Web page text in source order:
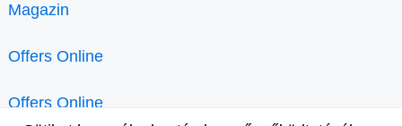
Magazin
Offers Online
Offers Online